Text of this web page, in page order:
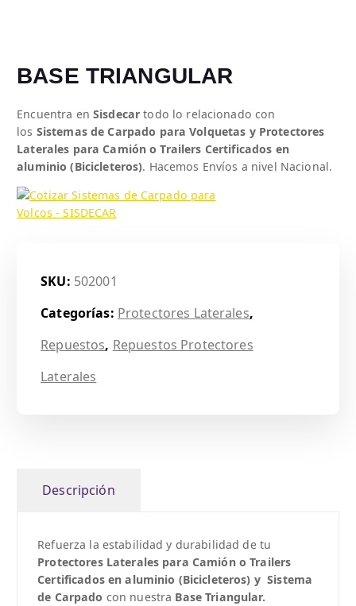
BASE TRIANGULAR
Encuentra en Sisdecar todo lo relacionado con
los Sistemas de Carpado para Volquetas y Protectores
Laterales para Camión o Trailers Certificados en
aluminio (Bicicleteros). Hacemos Envíos a nivel Nacional.
SKU: 502001
Categorías: Protectores Laterales,
Repuestos, Repuestos Protectores
Laterales
Descripción
Refuerza la estabilidad y durabilidad de tu
Protectores Laterales para Camión o Trailers
Certificados en aluminio (Bicicleteros) y Sistema
de Carpado con nuestra Base Triangular.